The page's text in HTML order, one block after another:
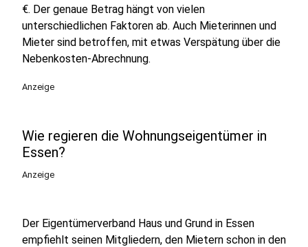
€. Der genaue Betrag hängt von vielen
unterschiedlichen Faktoren ab. Auch Mieterinnen und
Mieter sind betroffen, mit etwas Verspätung über die
Nebenkosten-Abrechnung.
Anzeige
Wie regieren die Wohnungseigentümer in
Essen?
Anzeige
Der Eigentümerverband Haus und Grund in Essen
empfiehlt seinen Mitgliedern, den Mietern schon in den